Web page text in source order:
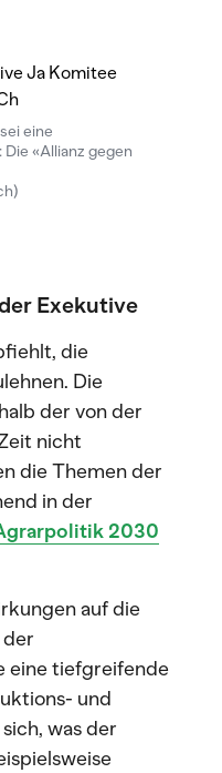
eine
«Allianz gegen
Exekutive
die
Die
der von der
nicht
die Themen der
in der
2030
auf die
eine tiefgreifende
und
was der